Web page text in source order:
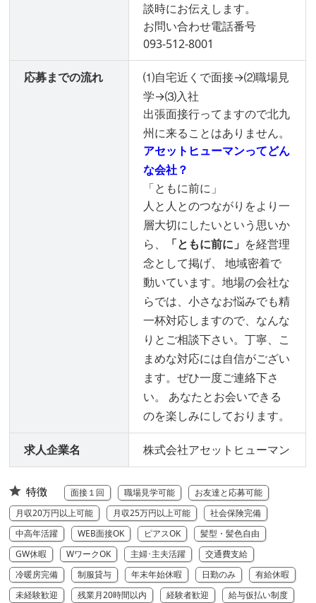
談時にお伝えします。
お問い合わせ電話番号
093-512-8001
応募までの流れ
⑴自宅近くで面接→⑵職場見
学→⑶入社
出張面接行ってますので北九
州に来ることはありません。
アセットヒューマンってどん
な会社？
「ともに前に」
人と人とのつながりをより一
層大切にしたいという思いか
ら、
「ともに前に」 を経営理
念として掲げ、 地域密着で
動いています。地場の会社な
らでは、小さなお悩みでも精
一杯対応しますので、なんな
りとご相談下さい。丁寧、こ
まめな対応には自信がござい
ます。ぜひ一度ご連絡下さ
い。 あなたとお会いできる
のを楽しみにしております。
求人企業名 株式会社アセットヒューマン
特徴 面接１回 職場見学可能
お友達と応募可能
月収20万円以上可能
月収25万円以上可能
社会保険完備
中高年活躍
WEB面接OK ピアスOK
髪型・髪色自由
GW休暇
WワークOK 主婦･主夫活躍
交通費支給
冷暖房完備
制服貸与 年末年始休暇 日勤のみ
有給休暇
未経験歓迎
残業月20時間以内 経験者歓迎
給与仮払い制度